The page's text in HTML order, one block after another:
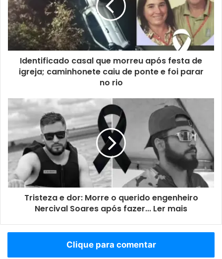
Identificado casal que morreu após festa de
igreja; caminhonete caiu de ponte e foi parar
no rio
Tristeza e dor: Morre o querido engenheiro
Nercival Soares após fazer... Ler mais
Clique para comentar